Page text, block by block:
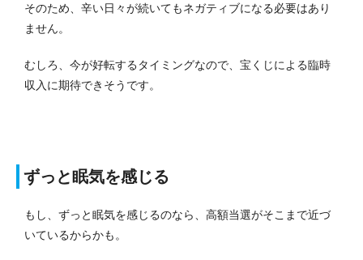
そのため、辛い日々が続いてもネガティブになる必要はあり
ません。
むしろ、今が好転するタイミングなので、宝くじによる臨時
収入に期待できそうです。
ずっと眠気を感じる
もし、ずっと眠気を感じるのなら、高額当選がそこまで近づ
いているからかも。